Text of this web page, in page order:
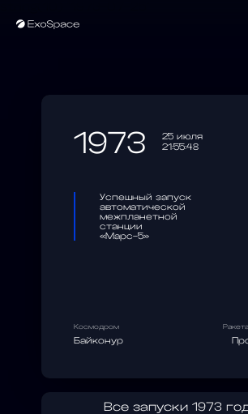
1973
25 июля
21:55:48
Успешный запуск
автоматической
межпланетной
станции
«Марс-5»
Космодром
Байконур
Все запуски 1973